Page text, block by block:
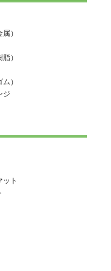
）
）
）
ジ
ット